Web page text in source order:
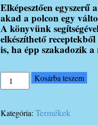
Elképesztően egyszerű
akad a polcon egy
A könyvünk
elkészíthető
is, ha épp szakadozik a
Hévízi
Ákos
Hévízi
Dóra
Kosárba teszem
Kategória: Termékek